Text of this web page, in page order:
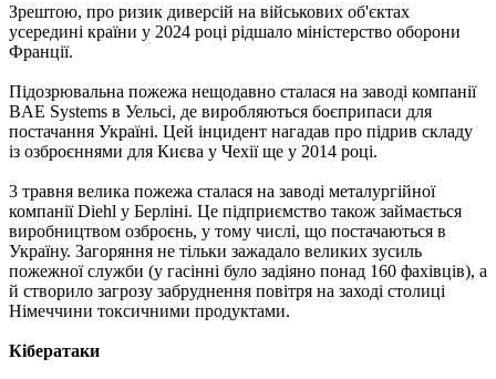
Зрештою, про ризик диверсій на військових об'єктах
усередині країни у 2024 році рідшало міністерство оборони
Франції.
Підозрювальна пожежа нещодавно сталася на заводі компанії
BAE Systems в Уельсі, де виробляються боєприпаси для
постачання Україні. Цей інцидент нагадав про підрив складу
із озброєннями для Києва у Чехії ще у 2014 році.
3 травня велика пожежа сталася на заводі металургійної
компанії Diehl у Берліні. Це підприємство також займається
виробництвом озброєнь, у тому числі, що постачаються в
Україну. Загоряння не тільки зажадало великих зусиль
пожежної служби (у гасінні було задіяно понад 160 фахівців), а
й створило загрозу забруднення повітря на заході столиці
Німеччини токсичними продуктами.
Кібератаки